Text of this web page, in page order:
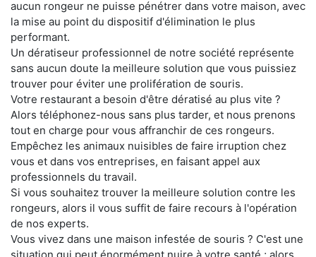
aucun rongeur ne puisse pénétrer dans votre maison, avec
la mise au point du dispositif d'élimination le plus
performant.
Un dératiseur professionnel de notre société représente
sans aucun doute la meilleure solution que vous puissiez
trouver pour éviter une prolifération de souris.
Votre restaurant a besoin d'être dératisé au plus vite ?
Alors téléphonez-nous sans plus tarder, et nous prenons
tout en charge pour vous affranchir de ces rongeurs.
Empêchez les animaux nuisibles de faire irruption chez
vous et dans vos entreprises, en faisant appel aux
professionnels du travail.
Si vous souhaitez trouver la meilleure solution contre les
rongeurs, alors il vous suffit de faire recours à l'opération
de nos experts.
Vous vivez dans une maison infestée de souris ? C'est une
situation qui peut énormément nuire à votre santé ; alors